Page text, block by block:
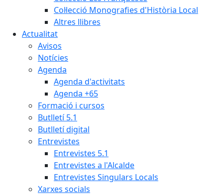
Col·lecció Monografies d'Història Local
Altres llibres
Actualitat
Avisos
Notícies
Agenda
Agenda d'activitats
Agenda +65
Formació i cursos
Butlletí 5.1
Butlletí digital
Entrevistes
Entrevistes 5.1
Entrevistes a l'Alcalde
Entrevistes Singulars Locals
Xarxes socials